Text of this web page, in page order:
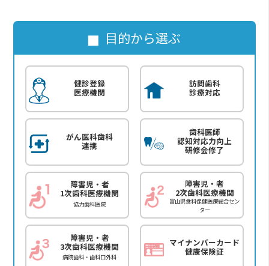
目的から選ぶ
健診登録
医療機関
訪問歯科
診療対応
がん医科歯科
連携
歯科医師
認知対応力向上
研修会修了
障害児・者
1次歯科医療機関
協力歯科医院
障害児・者
2次歯科医療機関
富山県食料保健医療総合セン
ター
障害児・者
3次歯科医療機関
病院歯科・歯科口外科
マイナンバーカード
健康保険証